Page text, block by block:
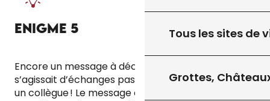
Tous les sites de
Grottes,
ENIGME 5
Encore un message à décoder, cette fois-ci il
s’agissait d’échanges passés entre le botaniste et
un collègue ! Le message à trouver était : « C’est